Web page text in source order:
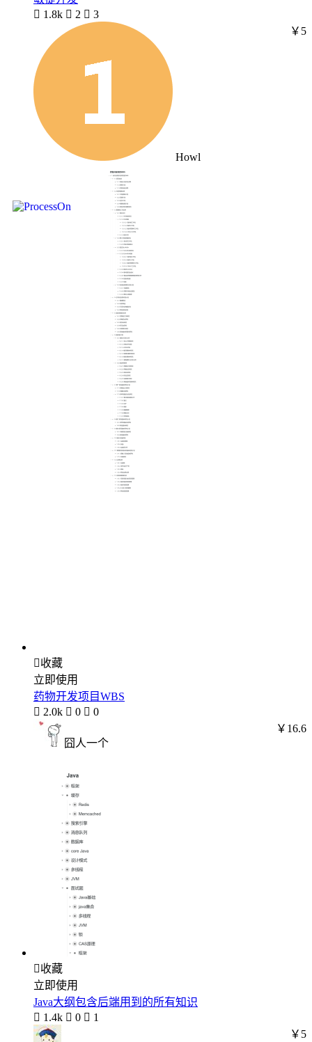
 1.8k  2  3
Howl
￥5
收藏
立即使用
药物开发项目WBS
 2.0k  0  0
囧人一个
￥16.6
收藏
立即使用
Java大纲包含后端用到的所有知识
 1.4k  0  1
￥5